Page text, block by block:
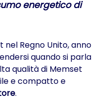
energetico di
nel Regno Unito, anno
quando si parla
qualità di Memset
e compatto e
.